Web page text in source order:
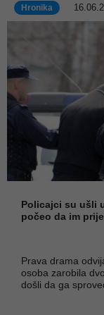
Hronika
Policajci su ušli
počeo da im
Prava drama
osoba zarobila
došli da ga